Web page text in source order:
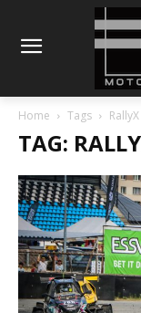
Home Tags
TAG: